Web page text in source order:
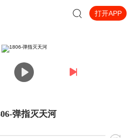
打开APP
弹指灭天河